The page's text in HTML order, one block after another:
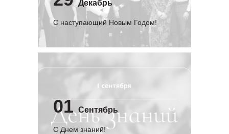
Декабрь
С наступающий Новым Годом!
01 Сентябрь
C Днем знаний!